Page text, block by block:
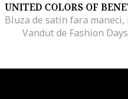
Vandut de Fashion Days